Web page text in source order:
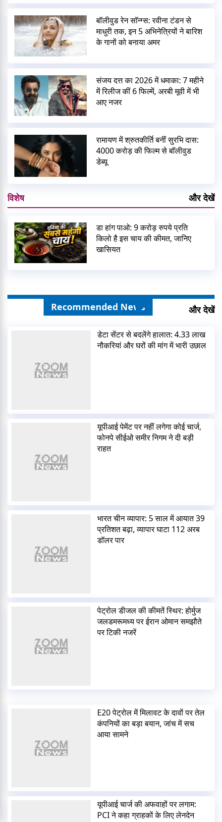
बॉलीवुड रेन सॉन्ग्स: रवीना टंडन से
माधुरी तक, इन 5 अभिनेत्रियों ने बारिश
के गानों को बनाया अमर
संजय दत्त का 2026 में धमाका: 7 महीने
में रिलीज कीं 6 फिल्में, अरबी मूवी में भी
आए नजर
रामायण में श्रुतकीर्ति बनीं सुरभि दास:
4000 करोड़ की फिल्म से बॉलीवुड
डेब्यू
विशेष और देखें
डा हांग पाओ: 9 करोड़ रुपये प्रति
किलो है इस चाय की कीमत, जानिए
खासियत
Recommended News और देखें
डेटा सेंटर से बदलेंगे हालात: 4.33 लाख
नौकरियां और घरों की मांग में भारी उछाल
यूपीआई पेमेंट पर नहीं लगेगा कोई चार्ज,
फोनपे सीईओ समीर निगम ने दी बड़ी
राहत
भारत चीन व्यापार: 5 साल में आयात 39
प्रतिशत बढ़ा, व्यापार घाटा 112 अरब
डॉलर पार
पेट्रोल डीजल की कीमतें स्थिर: होर्मुज
जलडमरूमध्य पर ईरान ओमान समझौते
पर टिकी नजरें
E20 पेट्रोल में मिलावट के दावों पर तेल
कंपनियों का बड़ा बयान, जांच में सच
आया सामने
यूपीआई चार्ज की अफवाहों पर लगाम:
PCI ने कहा ग्राहकों के लिए लेनदेन